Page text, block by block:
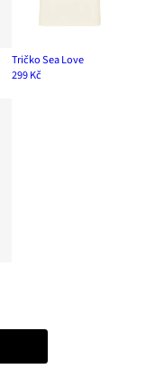
Tričko Sea Love
299 Kč